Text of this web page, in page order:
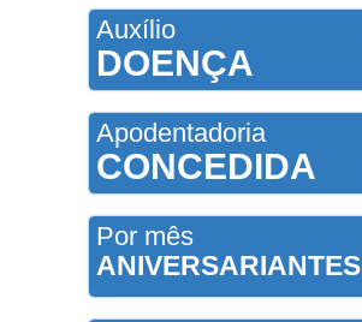
Auxílio
DOENÇA
Apodentadoria
CONCEDIDA
Por mês
ANIVERSARIANTES